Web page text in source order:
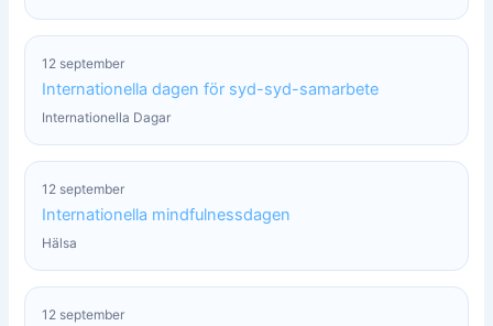
12 september
Internationella dagen för syd-syd-samarbete
Internationella Dagar
12 september
Internationella mindfulnessdagen
Hälsa
12 september